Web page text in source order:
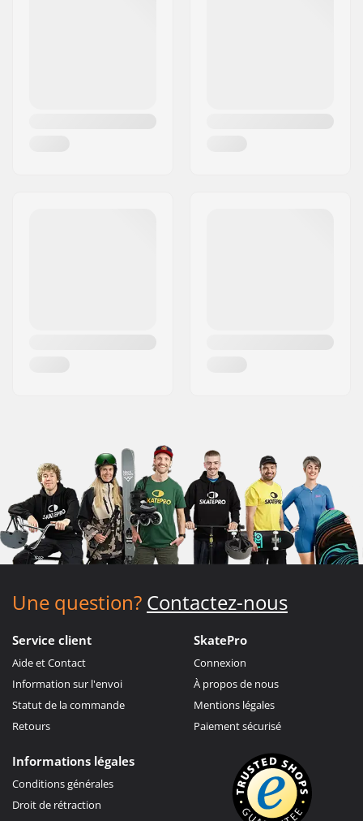
Une question? Contactez-nous
Service client
Aide et Contact
Information sur l'envoi
Statut de la commande
Retours
SkatePro
Connexion
À propos de nous
Mentions légales
Paiement sécurisé
Informations légales
Conditions générales
Droit de rétraction